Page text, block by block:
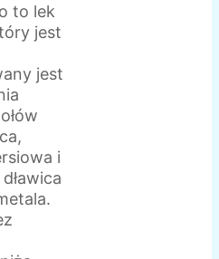
to lek
jest
jest
i